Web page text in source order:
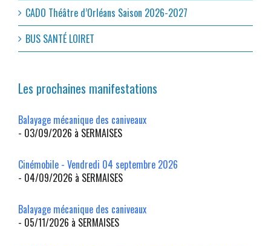
CADO Théâtre d’Orléans Saison 2026-2027
BUS SANTÉ LOIRET
Les prochaines manifestations
Balayage mécanique des caniveaux
- 03/09/2026 à SERMAISES
Cinémobile - Vendredi 04 septembre 2026
- 04/09/2026 à SERMAISES
Balayage mécanique des caniveaux
- 05/11/2026 à SERMAISES